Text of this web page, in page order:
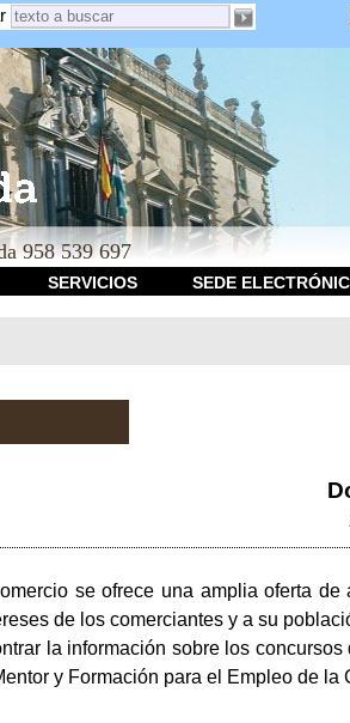
958 539 697
SERVICIOS SEDE
se ofrece una amplia oferta
de los comerciantes y a su
la información sobre los
y Formación para el Empleo de